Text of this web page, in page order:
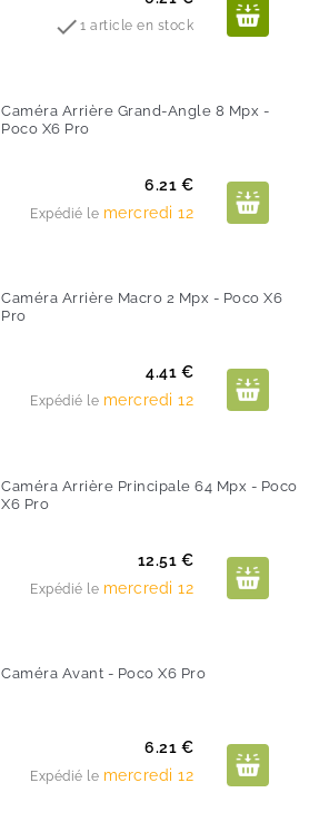
1 article en stock
Caméra Arrière Grand-Angle 8 Mpx -
Poco X6 Pro
Prix
6.21 €
Expédié le mercredi 12
Caméra Arrière Macro 2 Mpx - Poco X6
Pro
Prix
4.41 €
Expédié le mercredi 12
Caméra Arrière Principale 64 Mpx - Poco
X6 Pro
Prix
12.51 €
Expédié le mercredi 12
Caméra Avant - Poco X6 Pro
Prix
6.21 €
Expédié le mercredi 12